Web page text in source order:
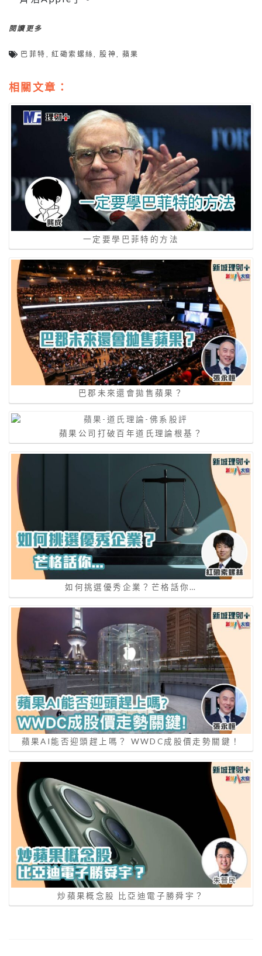
閱讀更多
巴菲特 ,紅磡索螺絲 ,股神 蘋果
相關文章：
一定要學巴菲特的方法
巴郡未來還會拋售蘋果？
蘋果公司打破百年道氏理論根基？
如何挑選優秀企業？芒格話你…
蘋果AI能否迎頭趕上嗎？ WWDC成股價走勢關鍵！
炒蘋果概念股 比亞迪電子勝舜宇？